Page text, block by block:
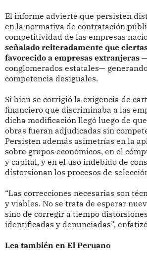
El informe advierte que persisten
en la normativa de contratación
competitividad de las empresas
señalado reiteradamente que
favorecido a empresas extranjeras
conglomerados estatales—
competencia desiguales.
Si bien se corrigió la exigencia de
financiero que discriminaba a las
dicha modificación llegó luego de
obras fueran adjudicadas sin
Persisten además asimetrías en la
sobre grupos económicos, en el
y capital, y en el uso indebido de
distorsionan los procesos de
“Las correcciones necesarias son
y viables. No se trata de esperar
sino de corregir a tiempo
identificadas y denunciadas”,
Lea también en El Peruano